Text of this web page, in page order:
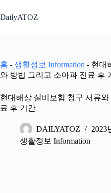
문
뛰
기
DailyATOZ
홈 - 생활정보 Information - 현대
와 방법 그리고 소아과 진료 후
현대해상 실비보험 청구 서류
료 후 기간
DAILYATOZ
2023
생활정보 Information